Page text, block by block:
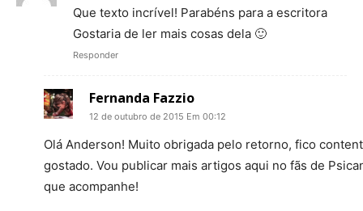
Que texto incrível! Parabéns para a escritora
Gostaria de ler mais cosas dela 🙂
Responder
Fernanda Fazzio
12 de outubro de 2015 Em 00:12
Olá Anderson! Muito obrigada pelo retorno, fico
gostado. Vou publicar mais artigos aqui no fãs de
que acompanhe!